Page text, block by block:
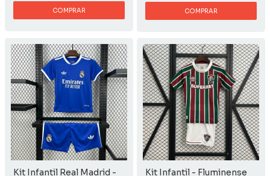
COMPRAR COMPRAR
Kit Infantil Real Madrid - Kit Infantil - Fluminense